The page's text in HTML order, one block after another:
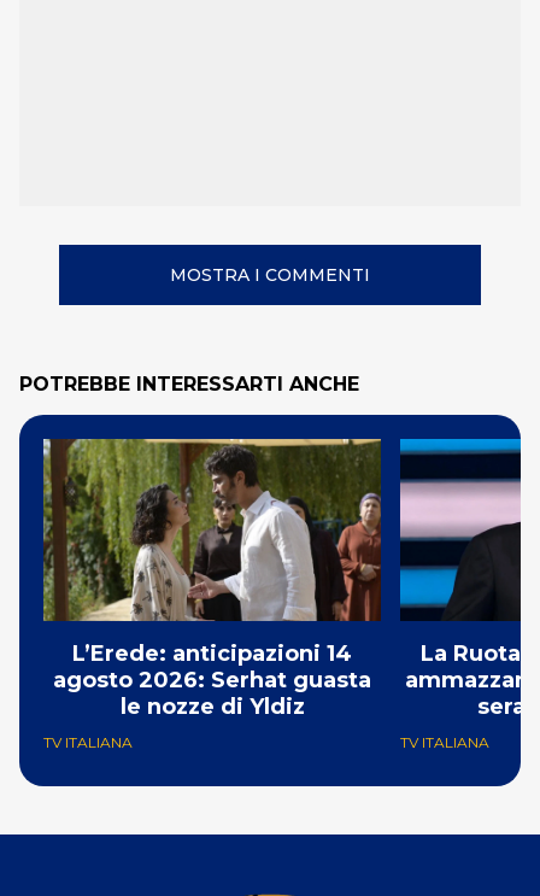
MOSTRA I COMMENTI
POTREBBE INTERESSARTI ANCHE
L’Erede: anticipazioni 14
agosto 2026: Serhat guasta
le nozze di Yldiz
TV ITALIANA
La Ruota
TV ITALIANA